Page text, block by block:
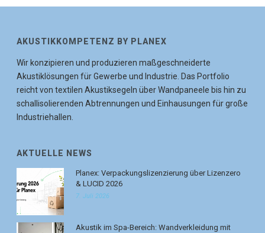
AKUSTIKKOMPETENZ BY PLANEX
Wir konzipieren und produzieren maßgeschneiderte
Akustiklösungen für Gewerbe und Industrie. Das Portfolio
reicht von textilen Akustiksegeln über Wandpaneele bis hin zu
schallisolierenden Abtrennungen und Einhausungen für große
Industriehallen.
AKTUELLE NEWS
Planex: Verpackungslizenzierung über Lizenzero
& LUCID 2026
7. Juli 2026
Akustik im Spa-Bereich: Wandverkleidung mit